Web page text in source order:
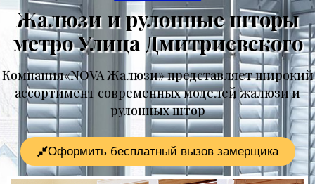
Жалюзи и рулонные шторы
метро Улица Дмитриевского
Компания«NOVA Жалюзи» представляет широкий
ассортимент современных моделей жалюзи и
рулонных штор
Оформить бесплатный вызов замерщика